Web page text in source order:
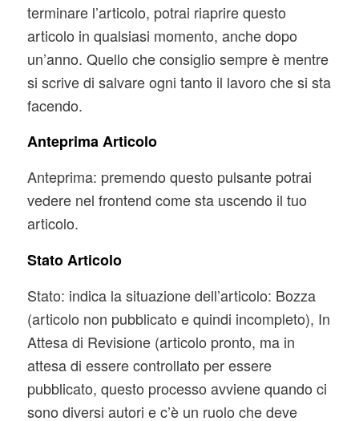
terminare l’articolo, potrai riaprire questo
articolo in qualsiasi momento, anche dopo
un’anno. Quello che consiglio sempre è mentre
si scrive di salvare ogni tanto il lavoro che si sta
facendo.
Anteprima Articolo
Anteprima: premendo questo pulsante potrai
vedere nel frontend come sta uscendo il tuo
articolo.
Stato Articolo
Stato: indica la situazione dell’articolo: Bozza
(articolo non pubblicato e quindi incompleto), In
Attesa di Revisione (articolo pronto, ma in
attesa di essere controllato per essere
pubblicato, questo processo avviene quando ci
sono diversi autori e c’è un ruolo che deve